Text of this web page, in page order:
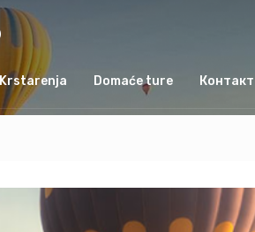
Krstarenja Domaće ture Контакт